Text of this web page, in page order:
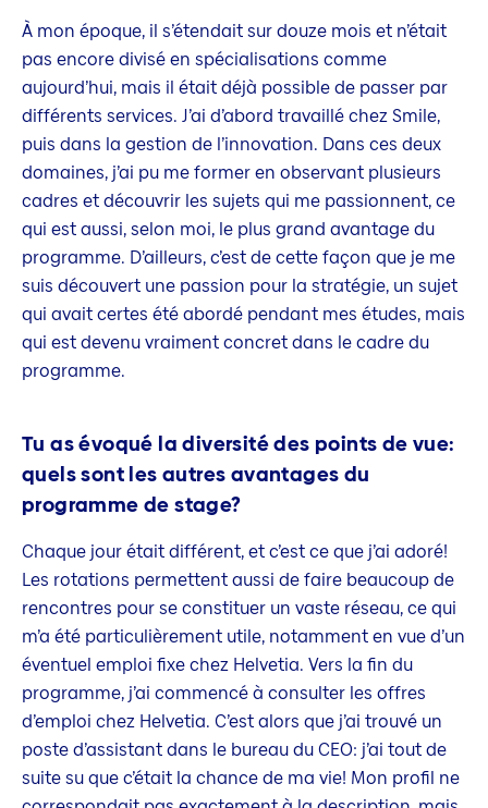
À mon époque, il s’étendait sur douze mois et n’était
pas encore divisé en spécialisations comme
aujourd’hui, mais il était déjà possible de passer par
différents services. J’ai d’abord travaillé chez Smile,
puis dans la gestion de l’innovation. Dans ces deux
domaines, j’ai pu me former en observant plusieurs
cadres et découvrir les sujets qui me passionnent, ce
qui est aussi, selon moi, le plus grand avantage du
programme. D’ailleurs, c’est de cette façon que je me
suis découvert une passion pour la stratégie, un sujet
qui avait certes été abordé pendant mes études, mais
qui est devenu vraiment concret dans le cadre du
programme.
Tu as évoqué la diversité des points de vue:
quels sont les autres avantages du
programme de stage?
Chaque jour était différent, et c’est ce que j’ai adoré!
Les rotations permettent aussi de faire beaucoup de
rencontres pour se constituer un vaste réseau, ce qui
m’a été particulièrement utile, notamment en vue d’un
éventuel emploi fixe chez Helvetia. Vers la fin du
programme, j’ai commencé à consulter les offres
d’emploi chez Helvetia. C’est alors que j’ai trouvé un
poste d’assistant dans le bureau du CEO: j’ai tout de
suite su que c’était la chance de ma vie! Mon profil ne